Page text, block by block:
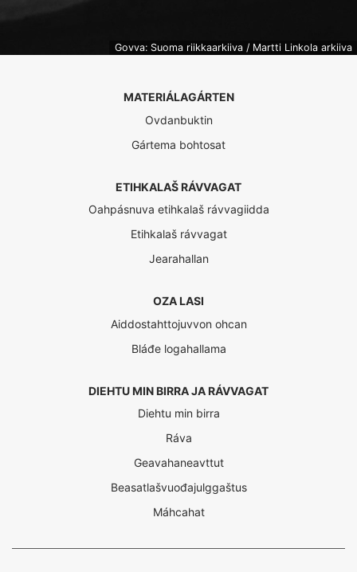
Govva: Suoma riikkaarkiiva / Martti Linkola arkiiva
MATERIÁLAGÁRTEN
Ovdanbuktin
Gártema bohtosat
ETIHKALAŠ RÁVVAGAT
Oahpásnuva etihkalaš rávvagiidda
Etihkalaš rávvagat
Jearahallan
OZA LASI
Aiddostahttojuvvon ohcan
Bláđe logahallama
DIEHTU MIN BIRRA JA RÁVVAGAT
Diehtu min birra
Ráva
Geavahaneavttut
Beasatlašvuođajulggaštus
Máhcahat